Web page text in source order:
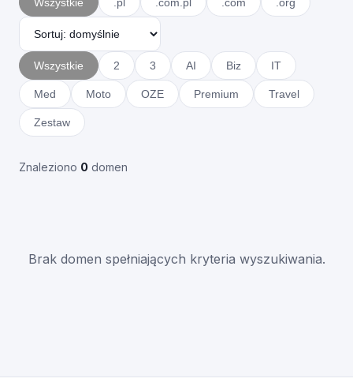
Wszystkie 2 3 AI Biz IT
Med Moto OZE Premium Travel
Zestaw
Znaleziono 0 domen
Brak domen spełniających kryteria wyszukiwania.